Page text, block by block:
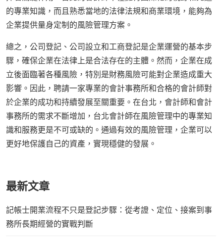
的專業知識，而且熟悉當地的法律法規和商業環境，能夠為
企業提供量身定制的風險管理方案。
總之，公司登記、公司設立和工商登記是企業運營的基本步
驟，確保企業在法律上是合法存在的主體。然而，企業在成
立後面臨著各種風險，特別是財務風險可能對企業造成重大
影響。因此，聘請一家專業的會計事務所和合格的會計師對
於企業的成功和持續發展至關重要。在台北，會計師和會計
事務所的需求不斷增加，台北會計師在風險管理中的專業知
識和服務更是不可或缺的。通過有效的風險管理，企業可以
更好地保護自己的資產，實現穩健的發展。
最新文章
記帳士開業流程不只是登記步驟：從考證、定位、接案到事
務所長期經營的實戰判斷